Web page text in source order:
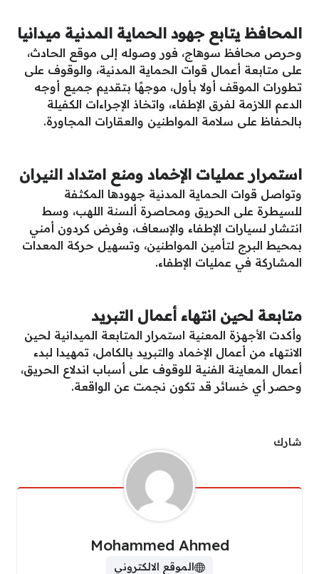
المحافظ يتابع جهود الحماية المدنية ميدانيا
وحرص محافظ سوهاج، فور وصوله إلى موقع الحادث،
على متابعة أعمال قوات الحماية المدنية، والوقوف على
تطورات الموقف أولا بأول، موجهًا بتقديم جميع أوجه
الدعم اللازمة لفرق الإطفاء، واتخاذ الإجراءات الكفيلة
بالحفاظ على سلامة المواطنين والعقارات المجاورة.
استمرار عمليات الإخماد ومنع امتداد النيران
وتواصل قوات الحماية المدنية جهودها المكثفة
للسيطرة على الحريق ومحاصرة ألسنة اللهب، وسط
انتشار لسيارات الإطفاء والإسعاف، وفرض كردون أمني
بمحيط البرج لتأمين المواطنين، وتسهيل حركة المعدات
المشاركة في عمليات الإطفاء.
متابعة لحين انتهاء أعمال التبريد
وأكدت الأجهزة المعنية استمرار المتابعة الميدانية لحين
الانتهاء من أعمال الإخماد والتبريد بالكامل، تمهيدا لبدء
أعمال المعاينة الفنية للوقوف على أسباب اندلاع الحريق،
وحصر أي خسائر قد تكون نجمت عن الواقعة.
شارك
Mohammed Ahmed
الموقع الالكتروني